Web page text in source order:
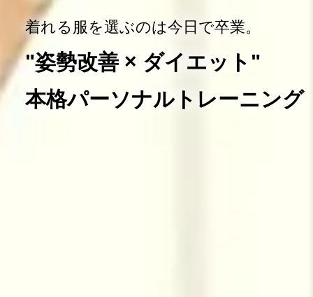
着れる服を選ぶのは今日で卒業。
"姿勢改善 × ダイエット"
本格パーソナルトレーニング